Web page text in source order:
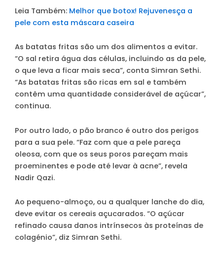
Leia Também: Melhor que botox! Rejuvenesça a
pele com esta máscara caseira
As batatas fritas são um dos alimentos a evitar.
“O sal retira água das células, incluindo as da pele,
o que leva a ficar mais seca”, conta Simran Sethi.
“As batatas fritas são ricas em sal e também
contêm uma quantidade considerável de açúcar”,
continua.
Por outro lado, o pão branco é outro dos perigos
para a sua pele. “Faz com que a pele pareça
oleosa, com que os seus poros pareçam mais
proeminentes e pode até levar à acne”, revela
Nadir Qazi.
Ao pequeno-almoço, ou a qualquer lanche do dia,
deve evitar os cereais açucarados. “O açúcar
refinado causa danos intrínsecos às proteínas de
colagénio”, diz Simran Sethi.